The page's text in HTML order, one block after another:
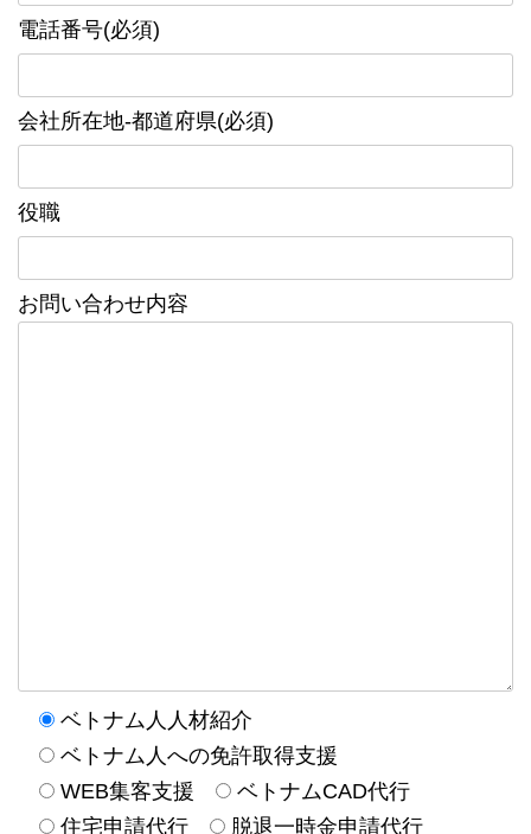
電話番号(必須)
会社所在地-都道府県(必須)
役職
お問い合わせ内容
ベトナム人人材紹介
ベトナム人への免許取得支援
WEB集客支援
ベトナムCAD代行
住宅申請代行
脱退一時金申請代行